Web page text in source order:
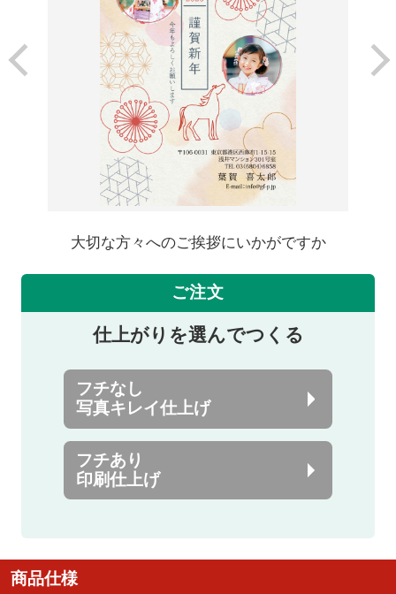
大切な方々へのご挨拶にいかがですか
ご注文
仕上がりを選んでつくる
フチなし
写真キレイ仕上げ
フチあり
印刷仕上げ
商品仕様